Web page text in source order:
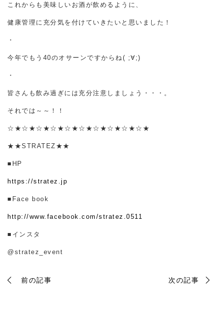
これからも美味しいお酒が飲めるように、
健康管理に充分気を付けていきたいと思いました！
・
今年でもう40のオサーンですからね( ;∀;)
・
皆さんも飲み過ぎには充分注意しましょう・・・。
それでは～～！！
☆★☆★☆★☆★☆★☆★☆★☆★☆★☆★
★★STRATEZ★★
■HP
https://stratez.jp
■Face book
http://www.facebook.com/stratez.0511
■インスタ
@stratez_event
前の記事 次の記事